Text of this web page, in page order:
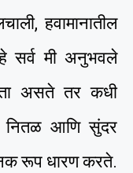
हवामानातील
सर्व मी अनुभवले
असते तर कधी
नितळ आणि सुंदर
रूप धारण करते.